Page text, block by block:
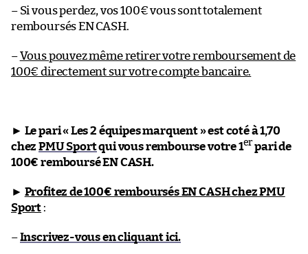
– Si vous perdez, vos 100€ vous sont totalement
remboursés EN CASH.
–Vous pouvez même retirer votre remboursement de
100€ directement sur votre compte bancaire.
► Le pari « Les 2 équipes marquent » est coté à 1,70
chezPMU Sportqui vous rembourse votre 1er pari de
100€ remboursé EN CASH.
► Profitez de 100€ remboursés EN CASH chez PMU
Sport :
–Inscrivez-vous en cliquant ici.